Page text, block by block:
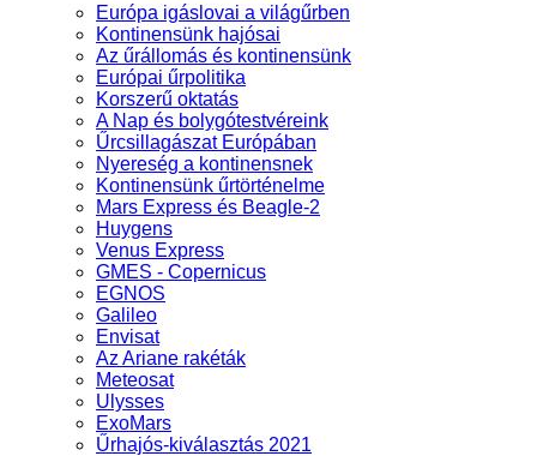
Európa igáslovai a világűrben
Kontinensünk hajósai
Az űrállomás és kontinensünk
Európai űrpolitika
Korszerű oktatás
A Nap és bolygótestvéreink
Űrcsillagászat Európában
Nyereség a kontinensnek
Kontinensünk űrtörténelme
Mars Express és Beagle-2
Huygens
Venus Express
GMES - Copernicus
EGNOS
Galileo
Envisat
Az Ariane rakéták
Meteosat
Ulysses
ExoMars
Űrhajós-kiválasztás 2021